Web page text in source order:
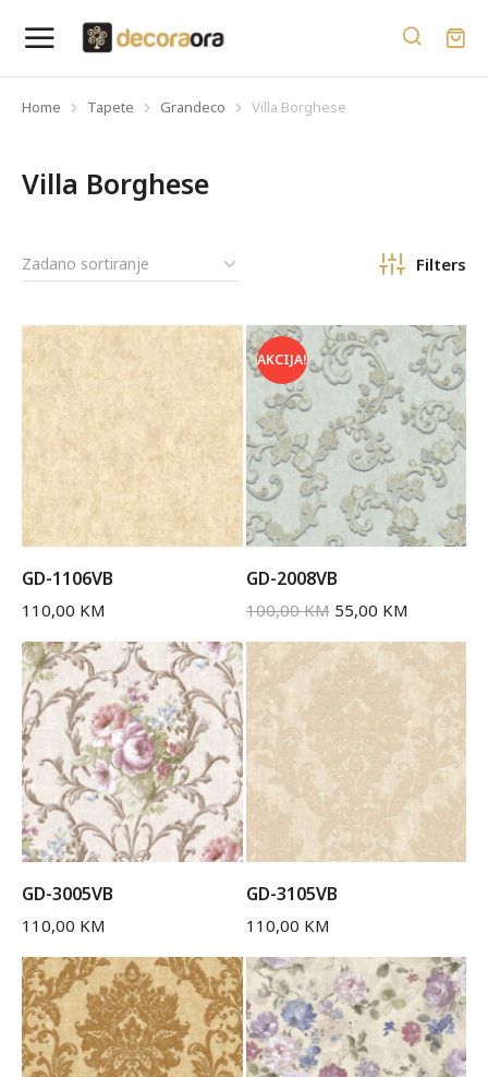
You are here:
Home Tapete Grandeco Villa Borghese
Villa Borghese
Filters
GD-1106VB
110,00 KM
AKCIJA!
GD-2008VB
100,00KM 55,00 KM
GD-3005VB
110,00 KM
GD-3105VB
110,00 KM